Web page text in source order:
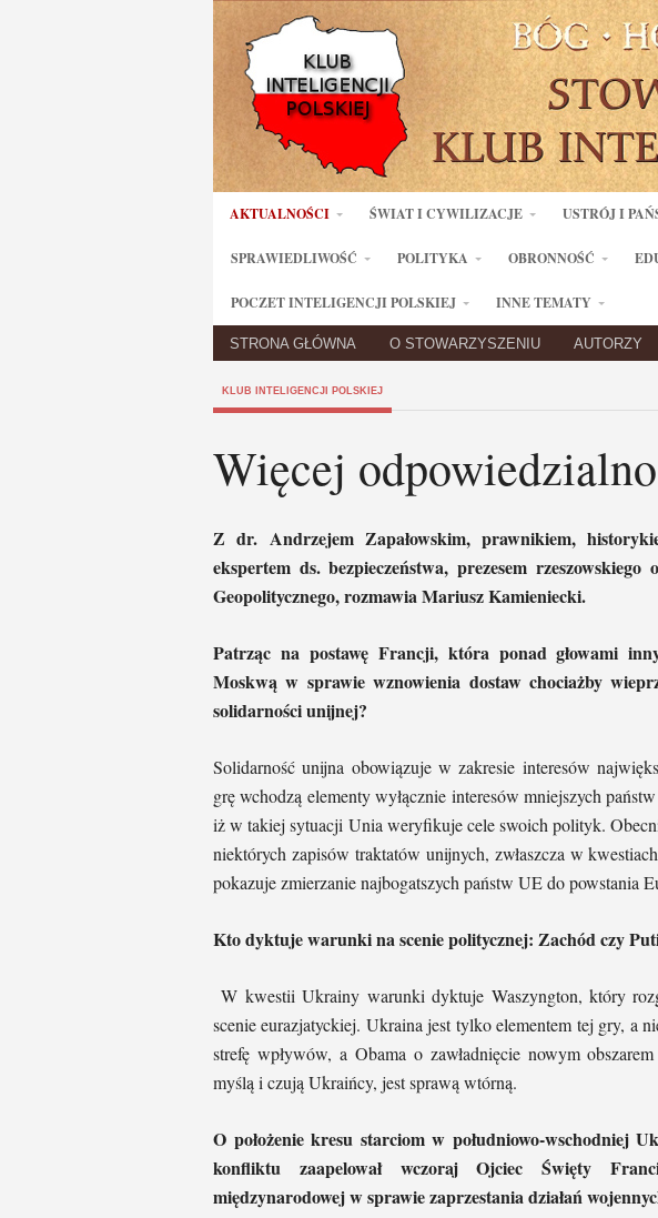
AKTUALNOŚCI ŚWIAT I CYWILIZACJE USTRÓJ I
SPRAWIEDLIWOŚĆ POLITYKA OBRONNOŚĆ
POCZET INTELIGENCJI POLSKIEJ INNE TEMATY
STRONA GŁÓWNA O STOWARZYSZENIU AUTORZY
KLUB INTELIGENCJI POLSKIEJ
Więcej
Z dr. Andrzejem Zapałowskim, prawnikiem,
ekspertem ds. bezpieczeństwa, prezesem rzeszowskiego
Geopolitycznego, rozmawia Mariusz Kamieniecki.
Patrząc na postawę Francji, która ponad głowami
Moskwą w sprawie wznowienia dostaw chociażby
solidarności unijnej?
Solidarność unijna obowiązuje w zakresie interesów
grę wchodzą elementy wyłącznie interesów mniejszych
iż w takiej sytuacji Unia weryfikuje cele swoich polityk.
niektórych zapisów traktatów unijnych, zwłaszcza w
pokazuje zmierzanie najbogatszych państw UE do powstania
Kto dyktuje warunki na scenie politycznej: Zachód czy
W kwestii Ukrainy warunki dyktuje Waszyngton, który
scenie eurazjatyckiej. Ukraina jest tylko elementem tej gry, a
strefę wpływów, a Obama o zawładnięcie nowym
myślą i czują Ukraińcy, jest sprawą wtórną.
O położenie kresu starciom w południowo-wschodniej
konfliktu zaapelował wczoraj Ojciec Święty
międzynarodowej w sprawie zaprzestania działań